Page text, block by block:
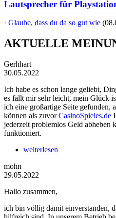
Lautsprecher für
· Glaube, dass du da so gut wie
AKTUELLE
Gerhhart
30.05.2022
Ich habe es schon lange geliebt,
es fällt mir sehr leicht, mein Glück
ich eine großartige Seite gefunden,
können als zuvorCasinoSpieles.de
jederzeit problemlos Geld abheben
funktioniert.
weiterlesen
mohn
29.05.2022
Hallo zusammen,
ich bin völlig damit einverstanden,